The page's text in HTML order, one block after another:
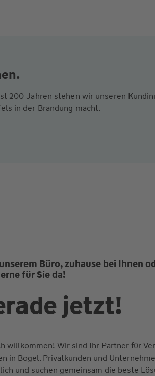
200 Jahren stehen wir unseren
in der Brandung macht.
Büro, zuhause bei Ihnen
für Sie da!
jetzt!
willkommen! Wir sind Ihr Partner für
in Bogel. Privatkunden und
und suchen gemeinsam die beste